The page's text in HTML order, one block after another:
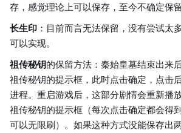
存，感觉理论上可以保存，至今不确定保
长生印 ：目前而言无法保留，没有尝试太
可以实现。
祖传秘钥的保留方法：秦始皇墓结束出来
祖传秘钥的提示框，此时点击确定，点击
进程。重启游戏后，这部分剧情会重新播
祖传秘钥的提示框（每次点击确定都会得
可以无限刷）。如果这种方式没能保存出